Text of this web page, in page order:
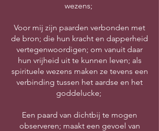
wezens;
Voor mij zijn paarden verbonden met
de bron; die hun kracht en dapperheid
vertegenwoordigen; om vanuit daar
hun vrijheid uit te kunnen leven; als
spirituele wezens maken ze tevens een
verbinding tussen het aardse en het
goddelucke;
Een paard van dichtbij te mogen
observeren; maakt een gevoel van